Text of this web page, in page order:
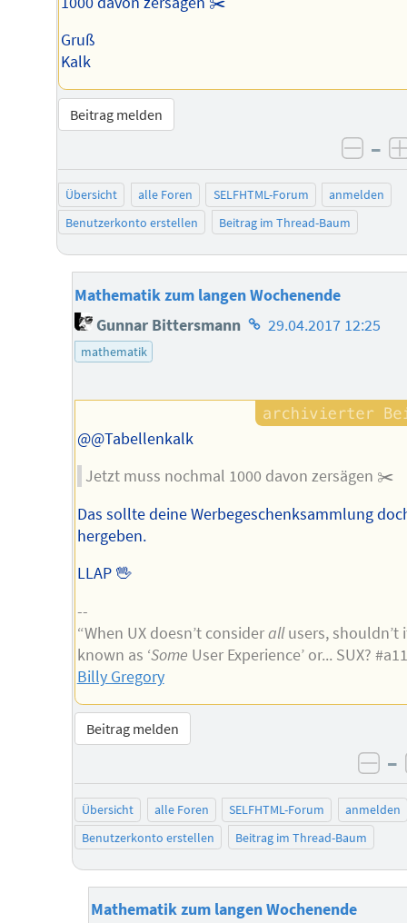
Gruß
Kalk
Beitrag melden
–
Übersicht alle Foren SELFHTML-Forum
anmelden
Benutzerkonto erstellen
Beitrag im Thread-Baum
Mathematik zum langen Wochenende
Gunnar Bittersmann Homepage
29.04.2017 12:25
mathematik
@@Tabellenkalk
Jetzt muss nochmal 1000 davon zersägen ✂️
Das sollte deine Werbegeschenksammlung
hergeben.
LLAP 🖖
--
“When UX doesn’t considerallusers, shouldn’t
known as ‘Some User Experience’ or... SUX?
Billy Gregory
Beitrag melden
–
Übersicht alle Foren SELFHTML-Forum
anmelden
Benutzerkonto erstellen
Beitrag im Thread-Baum
Mathematik zum langen Wochenende